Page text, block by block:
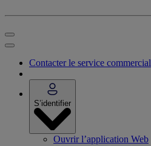
Contacter le service commercial
S’identifier
Ouvrir l’application Web